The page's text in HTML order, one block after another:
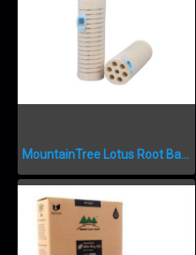
MountainTree Lotus Root Bacteria House II